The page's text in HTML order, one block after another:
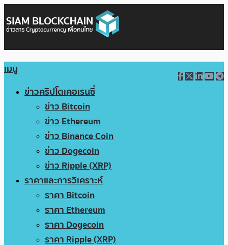
เมนู
ข่าวคริปโตเคอเรนซี่
ข่าว Bitcoin
ข่าว Ethereum
ข่าว Binance Coin
ข่าว Dogecoin
ข่าว Ripple (XRP)
ราคาและการวิเคราะห์
ราคา Bitcoin
ราคา Ethereum
ราคา Dogecoin
ราคา Ripple (XRP)